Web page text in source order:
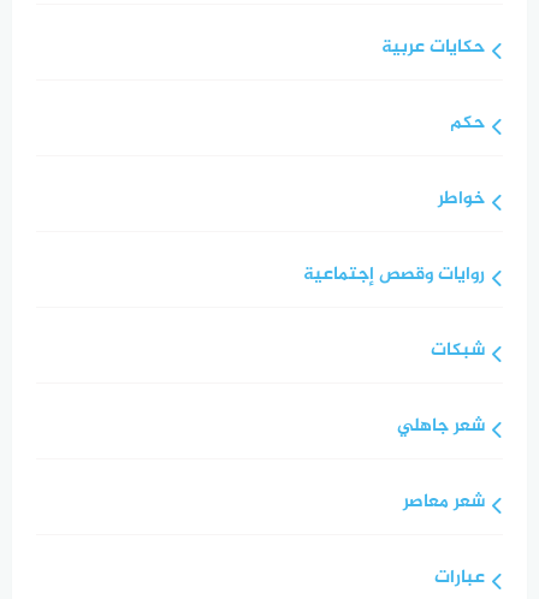
حكايات عربية
حكم
خواطر
روايات وقصص إجتماعية
شبكات
شعر جاهلي
شعر معاصر
عبارات